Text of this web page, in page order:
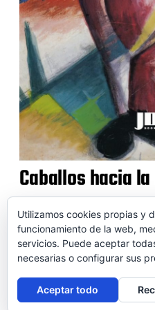
Caballos hacia
© 2026 SOIDEM
Contactar Aviso legal
Utilizamos cookies propias y
funcionamiento de la web,
servicios. Puede aceptar
necesarias o configurar sus
Aceptar todo